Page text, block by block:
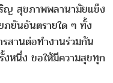
ญ สุขภาพพลานามัยแข็ง
ภยันอันตรายใด ๆ ทั้ง
สานต่อทำงานร่วมกัน
หนึ่ง ขอให้มีความสุขทุก